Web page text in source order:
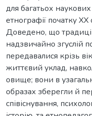
для багатьох
етнографії початку ХХ
Доведено, що
надзвичайно згуслій
передавалися крізь
життєвий уклад,
овище; вони в
образах зберегли й
співіснування,